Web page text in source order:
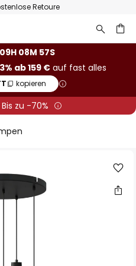
Retoure
08M 56S
ab 159 €auf fast alles
kopieren
Bis zu -70%